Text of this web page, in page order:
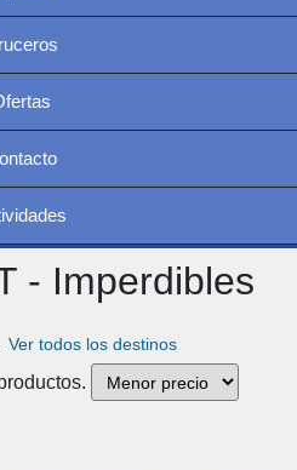
- Imperdibles
Ver todos los destinos